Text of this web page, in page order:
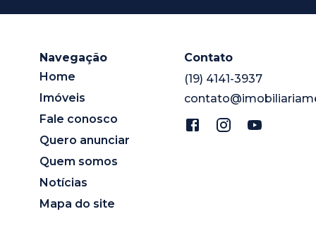
Navegação
Home
Imóveis
Fale conosco
Quero anunciar
Quem somos
Notícias
Mapa do site
Contato
(19) 4141-3937